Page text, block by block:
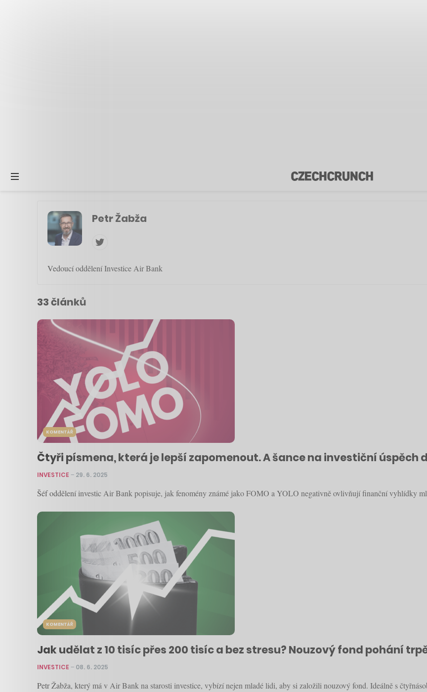
Petr Žabža
Vedoucí oddělení Investice Air Bank
33 článků
KOMENTÁŘ
Čtyři písmena, která je lepší zapomenout. A šance na investiční
INVESTICE – 29. 6. 2025
Šéf oddělení investic Air Bank popisuje, jak fenomény známé jako FOMO a YOLO negativně ovlivňují finanční vyhlídky
KOMENTÁŘ
Jak udělat z 10 tisíc přes 200 tisíc a bez stresu? Nouzový fond pohání
INVESTICE – 08. 6. 2025
Petr Žabža, který má v Air Bank na starosti investice, vybízí nejen mladé lidi, aby si založili nouzový fond. Ideálně s